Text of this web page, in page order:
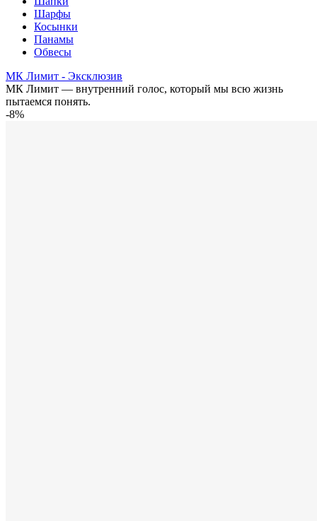
Шарфы
Косынки
Панамы
Обвесы
МК Лимит - Эксклюзив
МК Лимит — внутренний голос, который мы всю жизнь
пытаемся понять.
-8%